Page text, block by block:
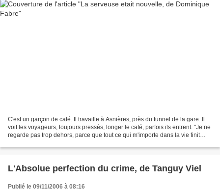
C'est un garçon de café. Il travaille à Asnières, près du tunnel de la gare. Il
voit les voyageurs, toujours pressés, longer le café, parfois ils entrent. "Je ne
regarde pas trop dehors, parce que tout ce qui m'importe dans la vie finit
L'Absolue perfection du crime, de Tanguy Viel
Publié le 09/11/2006 à 08:16